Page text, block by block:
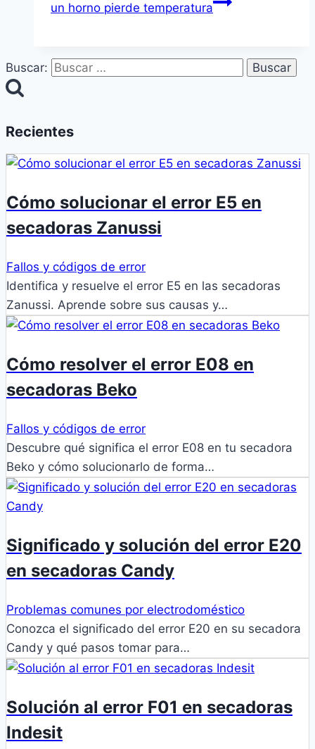
un horno pierde temperatura
Buscar:
Recientes
Cómo solucionar el error E5 en
secadoras Zanussi
Fallos y códigos de error
Identifica y resuelve el error E5 en las secadoras
Zanussi. Aprende sobre sus causas y…
Cómo resolver el error E08 en
secadoras Beko
Fallos y códigos de error
Descubre qué significa el error E08 en tu secadora
Beko y cómo solucionarlo de forma…
Significado y solución del error E20
en secadoras Candy
Problemas comunes por electrodoméstico
Conozca el significado del error E20 en su secadora
Candy y qué pasos tomar para…
Solución al error F01 en secadoras
Indesit